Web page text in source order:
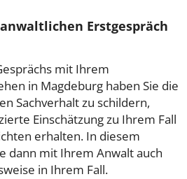
Erstgespräch
mit Ihrem
in Magdeburg haben Sie die
Sachverhalt zu schildern,
Einschätzung zu Ihrem Fall
erhalten. In diesem
dann mit Ihrem Anwalt auch
in Ihrem Fall.